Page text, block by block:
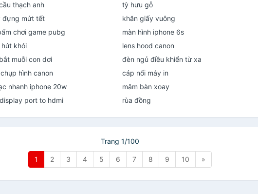
thạch anh tỳ hưu gỗ
đựng mứt tết khăn giấy vuông
chơi game pubg màn hình iphone 6s
khói lens hood canon
muỗi con dơi đèn ngủ điều khiển từ xa
hình canon cáp nối máy in
nhanh iphone 20w mâm bàn xoay
port to hdmi rùa đồng
Trang 1/100
1 2 3 4 5 6 7 8 9 10 »